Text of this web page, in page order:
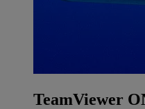
TeamViewer